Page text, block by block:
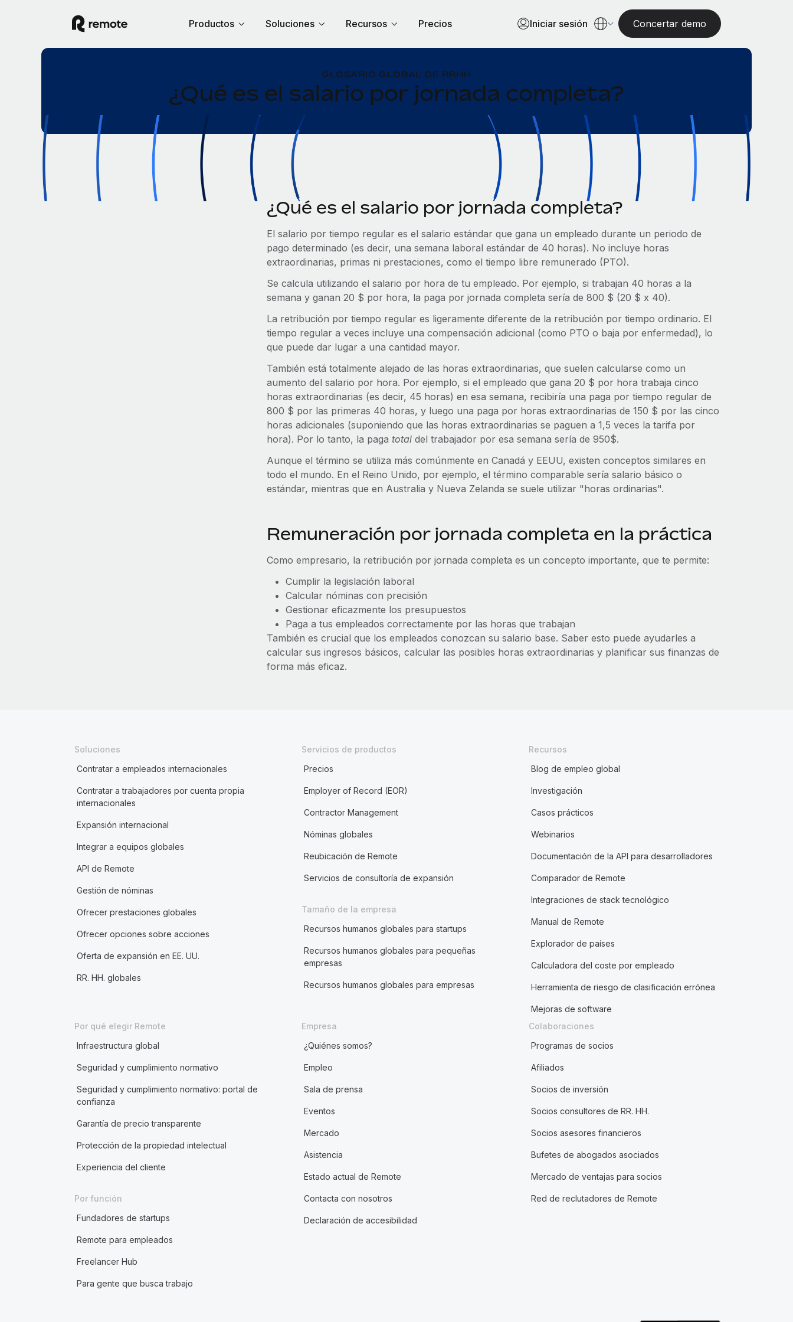
Productos Soluciones Recursos Precios Iniciar sesión Concertar demo
GLOSARIO GLOBAL DE RRHH
¿Qué es el salario por jornada completa?
¿Qué es el salario por jornada completa?
El salario por tiempo regular es el salario estándar que gana un empleado durante un periodo de
pago determinado (es decir, una semana laboral estándar de 40 horas). No incluye horas
extraordinarias, primas ni prestaciones, como el tiempo libre remunerado (PTO).
Se calcula utilizando el salario por hora de tu empleado. Por ejemplo, si trabajan 40 horas a la
semana y ganan 20 $ por hora, la paga por jornada completa sería de 800 $ (20 $ x 40).
La retribución por tiempo regular es ligeramente diferente de la retribución por tiempo ordinario. El
tiempo regular a veces incluye una compensación adicional (como PTO o baja por enfermedad), lo
que puede dar lugar a una cantidad mayor.
También está totalmente alejado de las horas extraordinarias, que suelen calcularse como un
aumento del salario por hora. Por ejemplo, si el empleado que gana 20 $ por hora trabaja cinco
horas extraordinarias (es decir, 45 horas) en esa semana, recibiría una paga por tiempo regular de
800 $ por las primeras 40 horas, y luego una paga por horas extraordinarias de 150 $ por las cinco
horas adicionales (suponiendo que las horas extraordinarias se paguen a 1,5 veces la tarifa por
hora). Por lo tanto, la paga totaldel trabajador por esa semana sería de 950$.
Aunque el término se utiliza más comúnmente en Canadá y EEUU, existen conceptos similares en
todo el mundo. En el Reino Unido, por ejemplo, el término comparable sería salario básico o
estándar, mientras que en Australia y Nueva Zelanda se suele utilizar "horas ordinarias".
Remuneración por jornada completa en la práctica
Como empresario, la retribución por jornada completa es un concepto importante, que te permite:
Cumplir la legislación laboral
Calcular nóminas con precisión
Gestionar eficazmente los presupuestos
Paga a tus empleados correctamente por las horas que trabajan
También es crucial que los empleados conozcan su salario base. Saber esto puede ayudarles a
calcular sus ingresos básicos, calcular las posibles horas extraordinarias y planificar sus finanzas de
forma más eficaz.
Soluciones
Contratar a empleados internacionales
Contratar a trabajadores por cuenta propia
internacionales
Expansión internacional
Integrar a equipos globales
API de Remote
Gestión de nóminas
Ofrecer prestaciones globales
Ofrecer opciones sobre acciones
Oferta de expansión en EE. UU.
RR. HH. globales
Servicios de productos
Precios
Employer of Record (EOR)
Contractor Management
Nóminas globales
Reubicación de Remote
Servicios de consultoría de expansión
Tamaño de la empresa
Recursos humanos globales para startups
Recursos humanos globales para pequeñas
empresas
Recursos humanos globales para empresas
Recursos
Blog de empleo global
Investigación
Casos prácticos
Webinarios
Documentación de la API para desarrolladores
Comparador de Remote
Integraciones de stack tecnológico
Manual de Remote
Explorador de países
Calculadora del coste por empleado
Herramienta de riesgo de clasificación errónea
Mejoras de software
Por qué elegir Remote
Infraestructura global
Seguridad y cumplimiento normativo
Seguridad y cumplimiento normativo: portal de
confianza
Garantía de precio transparente
Protección de la propiedad intelectual
Experiencia del cliente
Por función
Fundadores de startups
Remote para empleados
Freelancer Hub
Para gente que busca trabajo
Empresa
¿Quiénes somos?
Empleo
Sala de prensa
Eventos
Mercado
Asistencia
Estado actual de Remote
Contacta con nosotros
Declaración de accesibilidad
Colaboraciones
Programas de socios
Afiliados
Socios de inversión
Socios consultores de RR. HH.
Socios asesores financieros
Bufetes de abogados asociados
Mercado de ventajas para socios
Red de reclutadores de Remote